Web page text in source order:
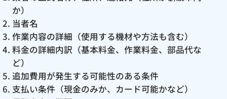
か）
当者名
作業内容の詳細（使用する機材や方法も含む）
料金の詳細内訳（基本料金、作業料金、部品代な
ど）
追加費用が発生する可能性のある条件
支払い条件（現金のみか、カード可能かなど）